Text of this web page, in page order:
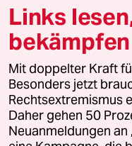
© 2026 taz Verlags und
Alle Rechte vorbehalten. Bei
wenden Sie sich bitte an
Feedback
Links
bekämpfen
Mit doppelter Kraft
Besonders jetzt
Rechtsextremismus
Daher gehen 50
Neuanmeldungen an